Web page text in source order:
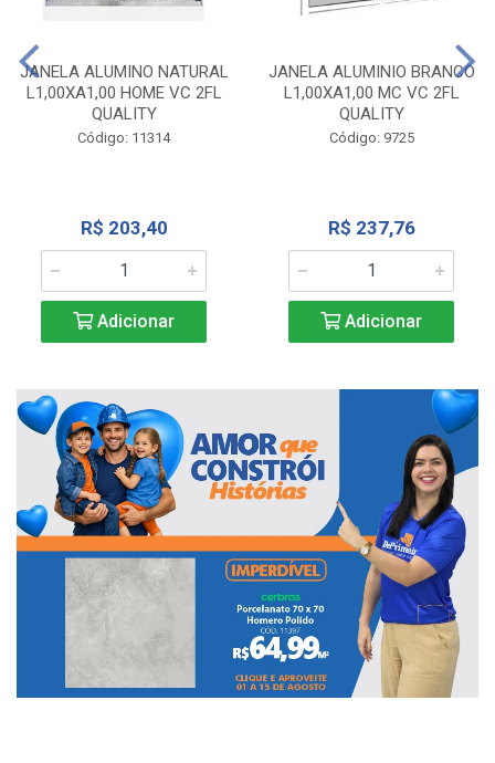
JANELA ALUMINO NATURAL
L1,00XA1,00 HOME VC 2FL
QUALITY
Código: 11314
R$ 203,40
Adicionar
JANELA ALUMINIO BRANCO
L1,00XA1,00 MC VC 2FL
QUALITY
Código: 9725
R$ 237,76
Adicionar